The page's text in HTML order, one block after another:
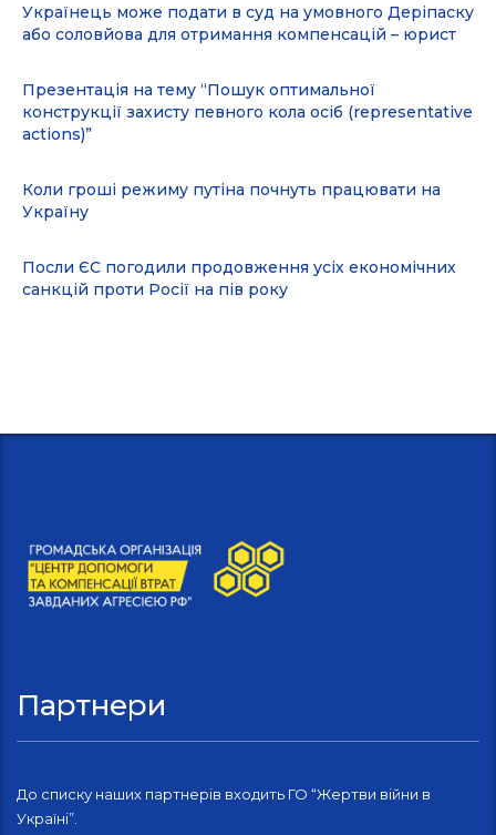
Українець може подати в суд на умовного Деріпаску
або соловйова для отримання компенсацій – юрист
Презентація на тему “Пошук оптимальної
конструкції захисту певного кола осіб (representative
actions)”
Коли гроші режиму путіна почнуть працювати на
Україну
Посли ЄС погодили продовження усіх економічних
санкцій проти Росії на пів року
Партнери
До списку наших партнерів входить ГО “Жертви війни в
Україні”.